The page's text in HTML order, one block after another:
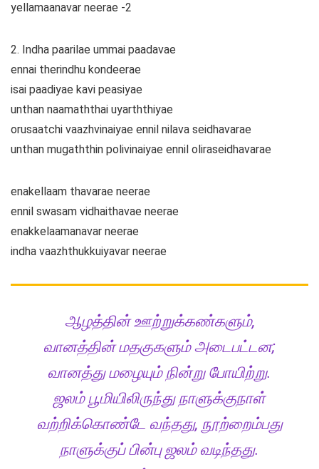
yellamaanavar neerae -2
2. Indha paarilae ummai paadavae
ennai therindhu kondeerae
isai paadiyae kavi peasiyae
unthan naamaththai uyarththiyae
orusaatchi vaazhvinaiyae ennil nilava seidhavarae
unthan mugaththin polivinaiyae ennil oliraseidhavarae
enakellaam thavarae neerae
ennil swasam vidhaithavae neerae
enakkelaamanavar neerae
indha vaazhthukkuiyavar neerae
ஆழத்தின் ஊற்றுக்கண்களும்,
வானத்தின் மதகுகளும் அடைபட்டன;
வானத்து மழையும் நின்று போயிற்று.
ஜலம் பூமியிலிருந்து நாளுக்குநாள்
வற்றிக்கொண்டே வந்தது, நூற்றைம்பது
நாளுக்குப் பின்பு ஜலம் வடிந்தது.